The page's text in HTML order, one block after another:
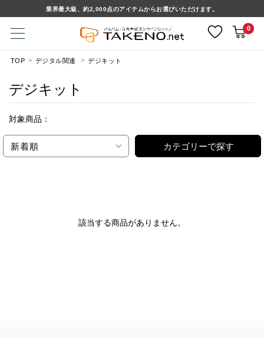
業界最大級、約2,000点のアイテムからお選びいただけます。
0
TOP デジタル関連 デジキット
デジキット
対象商品：
新着順 カテゴリーで探す
該当する商品がありません。